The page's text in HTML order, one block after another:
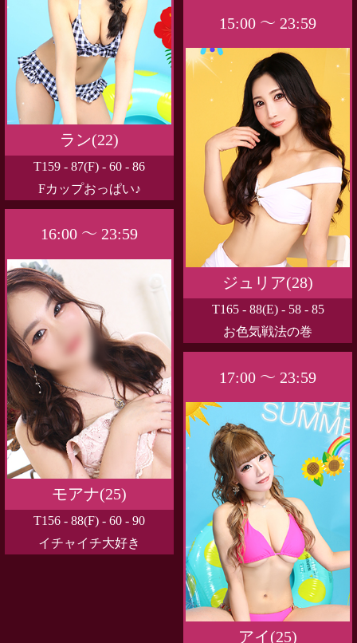
ラン(22)
T159 - 87(F) - 60 - 86
Fカップおっぱい♪
15:00 ～ 23:59
ジュリア(28)
T165 - 88(E) - 58 - 85
お色気戦法の巻
16:00 ～ 23:59
モアナ(25)
T156 - 88(F) - 60 - 90
イチャイチ大好き
17:00 ～ 23:59
アイ(25)